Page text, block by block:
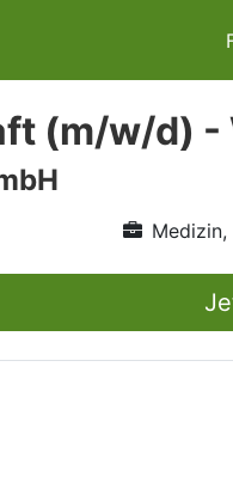
(m/w/d) -
Medizin,